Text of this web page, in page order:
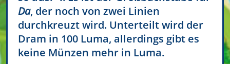
Da, der noch von zwei Linien
durchkreuzt wird. Unterteilt wird der
Dram in 100 Luma, allerdings gibt es
keine Münzen mehr in Luma.